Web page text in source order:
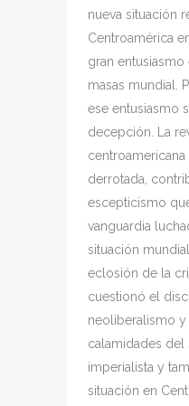
nueva situación
Centroamérica
gran
masas mundial.
ese entusiasmo
decepción. La
derrotada,
escepticismo
vanguardia
situación
eclosión de la
cuestionó el
neoliberalismo
calamidades del
imperialista y
situación en